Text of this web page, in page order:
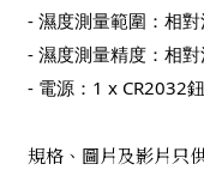
- 濕度測量範圍：相
- 濕度測量精度：相
- 電源：1 x CR2032
規格、圖片及影片只